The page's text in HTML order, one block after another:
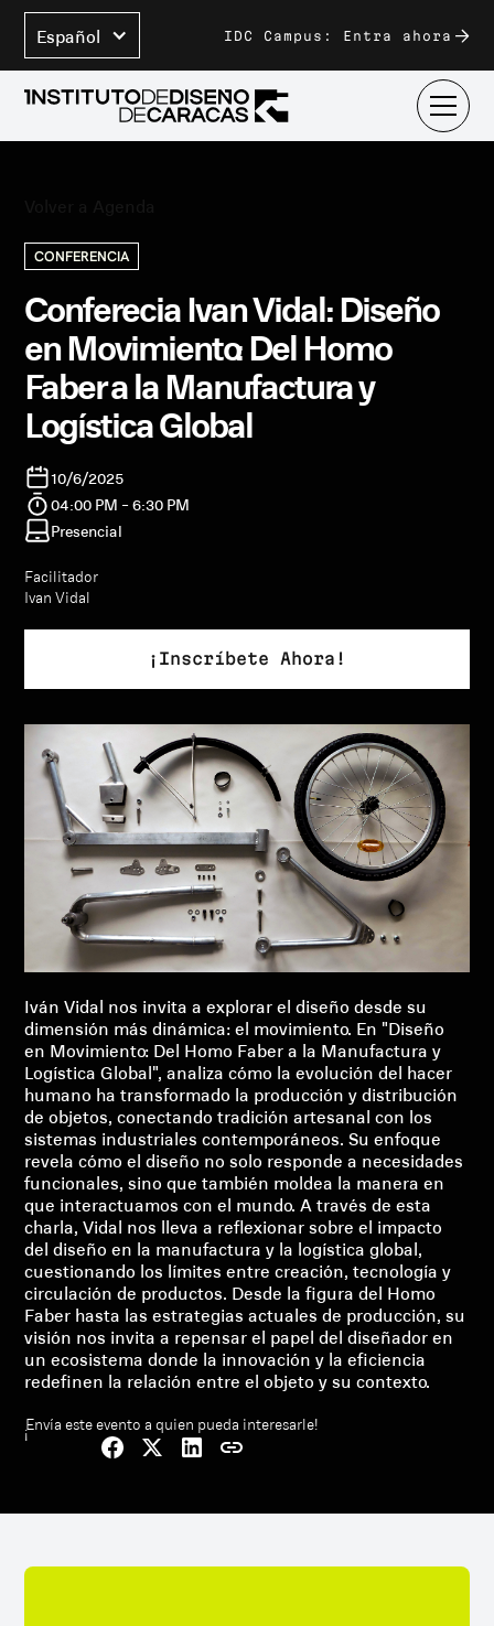
Español IDC Campus: Entra ahora
CONFERENCIA
Conferecia Ivan Vidal: Diseño
en Movimiento: Del Homo
Faber a la Manufactura y
Logística Global
10/6/2025
04:00 PM - 6:30 PM
Presencial
Facilitador
Ivan Vidal
¡Inscríbete Ahora!
Iván Vidal nos invita a explorar el diseño desde su
dimensión más dinámica: el movimiento. En "Diseño
en Movimiento: Del Homo Faber a la Manufactura y
Logística Global", analiza cómo la evolución del hacer
humano ha transformado la producción y distribución
de objetos, conectando tradición artesanal con los
sistemas industriales contemporáneos. Su enfoque
revela cómo el diseño no solo responde a necesidades
funcionales, sino que también moldea la manera en
que interactuamos con el mundo. A través de esta
charla, Vidal nos lleva a reflexionar sobre el impacto
del diseño en la manufactura y la logística global,
cuestionando los límites entre creación, tecnología y
circulación de productos. Desde la figura del Homo
Faber hasta las estrategias actuales de producción, su
visión nos invita a repensar el papel del diseñador en
un ecosistema donde la innovación y la eficiencia
redefinen la relación entre el objeto y su contexto.
¡Envía este evento a quien pueda interesarle!